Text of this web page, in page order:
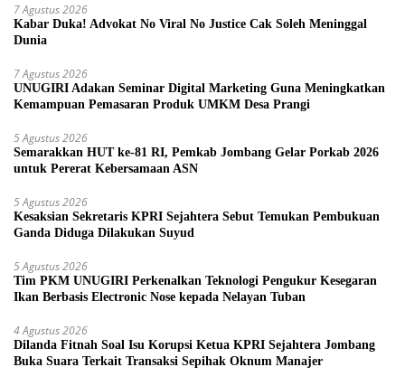
7 Agustus 2026
Kabar Duka! Advokat No Viral No Justice Cak Soleh Meninggal
Dunia
7 Agustus 2026
UNUGIRI Adakan Seminar Digital Marketing Guna Meningkatkan
Kemampuan Pemasaran Produk UMKM Desa Prangi
5 Agustus 2026
Semarakkan HUT ke-81 RI, Pemkab Jombang Gelar Porkab 2026
untuk Pererat Kebersamaan ASN
5 Agustus 2026
Kesaksian Sekretaris KPRI Sejahtera Sebut Temukan Pembukuan
Ganda Diduga Dilakukan Suyud
5 Agustus 2026
Tim PKM UNUGIRI Perkenalkan Teknologi Pengukur Kesegaran
Ikan Berbasis Electronic Nose kepada Nelayan Tuban
4 Agustus 2026
Dilanda Fitnah Soal Isu Korupsi Ketua KPRI Sejahtera Jombang
Buka Suara Terkait Transaksi Sepihak Oknum Manajer